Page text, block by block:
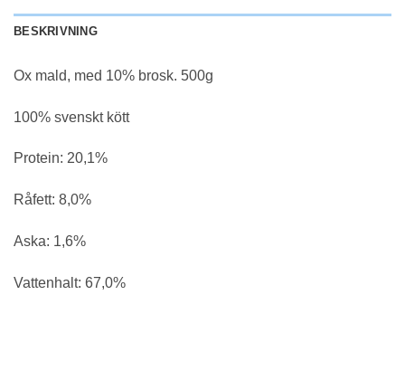
BESKRIVNING
Ox mald, med 10% brosk. 500g
100% svenskt kött
Protein: 20,1%
Råfett: 8,0%
Aska: 1,6%
Vattenhalt: 67,0%